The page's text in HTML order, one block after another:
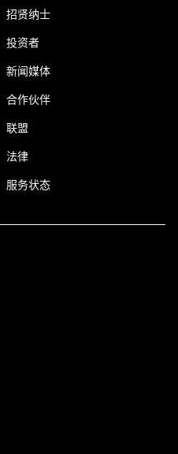
招贤纳士
投资者
新闻媒体
合作伙伴
联盟
法律
服务状态